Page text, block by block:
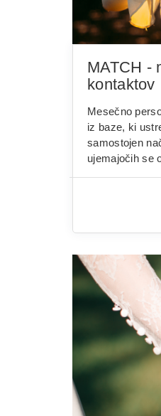
MATCH -
kontaktov
Mesečno
iz baze, ki
samostojen
ujemajočih se